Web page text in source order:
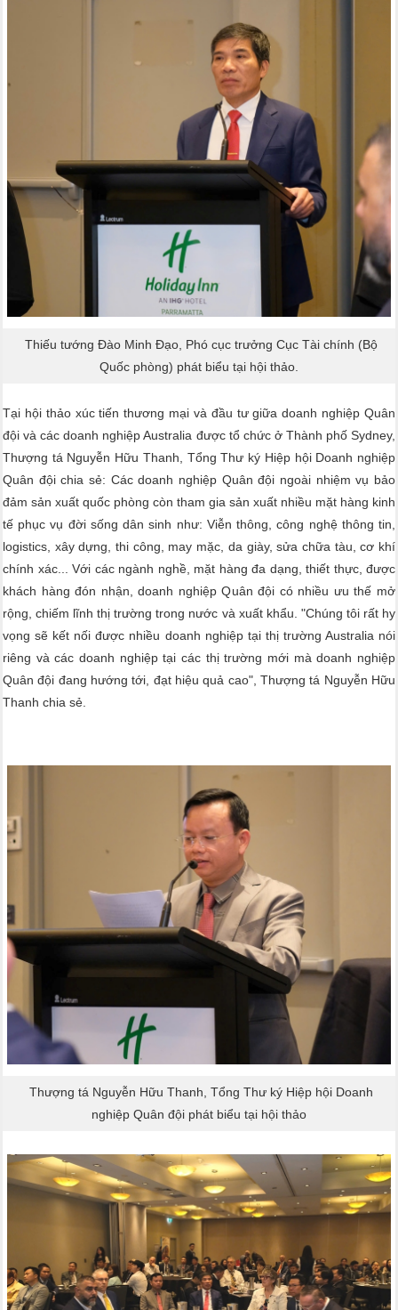
Thiếu tướng Đào Minh Đạo, Phó cục trưởng Cục Tài chính (Bộ
Quốc phòng) phát biểu tại hội thảo.
Tại hội thảo xúc tiến thương mại và đầu tư giữa doanh nghiệp Quân
đội và các doanh nghiệp Australia được tổ chức ở Thành phố Sydney,
Thượng tá Nguyễn Hữu Thanh, Tổng Thư ký Hiệp hội Doanh nghiệp
Quân đội chia sẻ: Các doanh nghiệp Quân đội ngoài nhiệm vụ bảo
đảm sản xuất quốc phòng còn tham gia sản xuất nhiều mặt hàng kinh
tế phục vụ đời sống dân sinh như: Viễn thông, công nghệ thông tin,
logistics, xây dựng, thi công, may mặc, da giày, sửa chữa tàu, cơ khí
chính xác... Với các ngành nghề, mặt hàng đa dạng, thiết thực, được
khách hàng đón nhận, doanh nghiệp Quân đội có nhiều ưu thế mở
rộng, chiếm lĩnh thị trường trong nước và xuất khẩu. "Chúng tôi rất hy
vọng sẽ kết nối được nhiều doanh nghiệp tại thị trường Australia nói
riêng và các doanh nghiệp tại các thị trường mới mà doanh nghiệp
Quân đội đang hướng tới, đạt hiệu quả cao", Thượng tá Nguyễn Hữu
Thanh chia sẻ.
Thượng tá Nguyễn Hữu Thanh, Tổng Thư ký Hiệp hội Doanh
nghiệp Quân đội phát biểu tại hội thảo